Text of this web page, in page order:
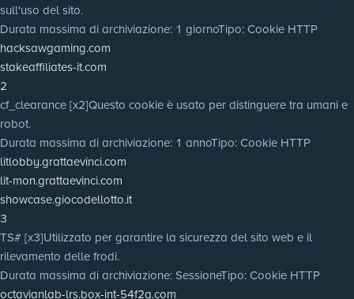
sull'uso del sito.
Durata massima di archiviazione: 1 giornoTipo: Cookie HTTP
hacksawgaming.com
stakeaffiliates-it.com
2
cf_clearance [x2]Questo cookie è usato per distinguere tra umani e
robot.
Durata massima di archiviazione: 1 annoTipo: Cookie HTTP
litlobby.grattaevinci.com
lit-mon.grattaevinci.com
showcase.giocodellotto.it
3
TS# [x3]Utilizzato per garantire la sicurezza del sito web e il
rilevamento delle frodi.
Durata massima di archiviazione: SessioneTipo: Cookie HTTP
octavianlab-lrs.box-int-54f2g.com